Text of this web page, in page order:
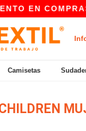
EN
Camisetas